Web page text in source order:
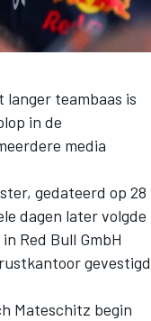
teambaas is
in de
media
gedateerd op 28
dagen later volgde
Red Bull GmbH
gevestigd
Mateschitz begin